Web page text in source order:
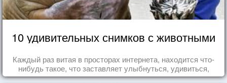
10 удивительных снимков с животными
Каждый раз витая в просторах интернета, находится что-
нибудь такое, что заставляет улыбнуться, удивиться,
восхититься...